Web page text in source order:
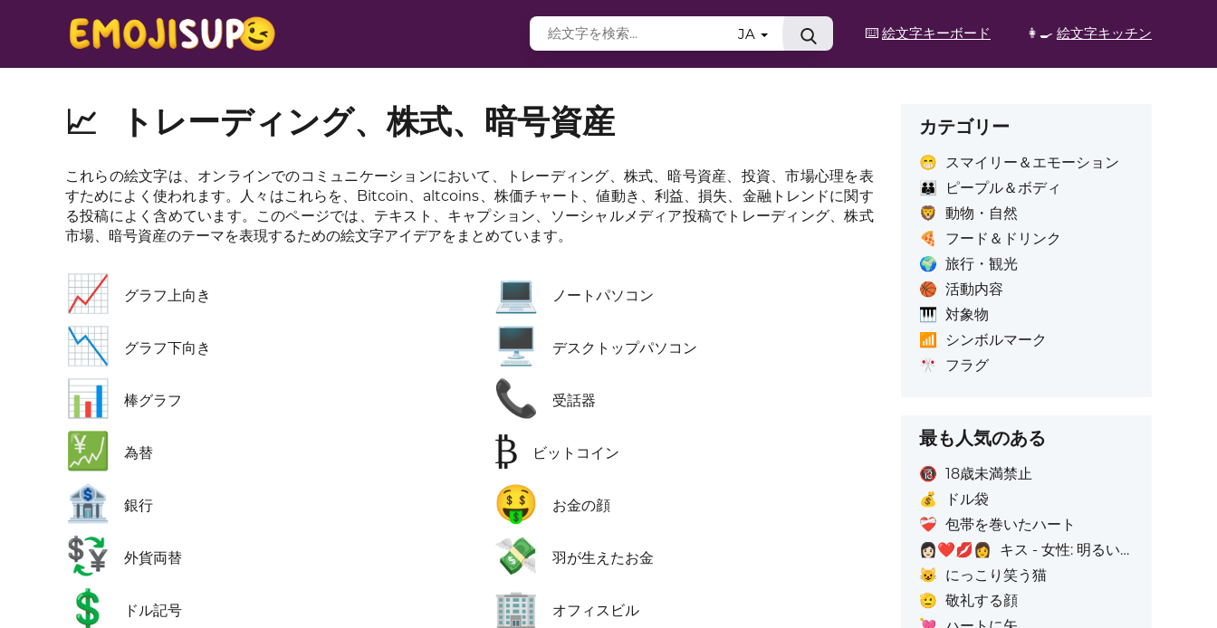
⌨️ 絵文字キーボード 👩‍🍳 絵文字キッチン
JA
📈 トレーディング、株式、暗号資産
これらの絵文字は、オンラインでのコミュニケーションにおいて、トレーディング、株式、暗号資産、投資、市場心理を表
すためによく使われます。人々はこれらを、Bitcoin、altcoins、株価チャート、値動き、利益、損失、金融トレンドに関す
る投稿によく含めています。このページでは、テキスト、キャプション、ソーシャルメディア投稿でトレーディング、株式
市場、暗号資産のテーマを表現するための絵文字アイデアをまとめています。
📈 グラフ上向き
📉 グラフ下向き
📊 棒グラフ
💹 為替
🏦 銀行
💱 外貨両替
💲 ドル記号
💻 ノートパソコン
🖥️ デスクトップパソコン
📞 受話器
₿ ビットコイン
🤑 お金の顔
💸 羽が生えたお金
🏢 オフィスビル
カテゴリー
😁 スマイリー＆エモーション
👪
ピープル＆ボディ
🦁 動物・自然
🍕
フード＆ドリンク
🌍 旅行・観光
🏀 活動内容
🎹 対象物
📶
シンボルマーク
🎌 フラグ
最も人気のある
🔞 18歳未満禁止
💰
ドル袋
❤️‍🩹 包帯を巻いたハート
👩🏻‍❤️‍💋‍👩
キス - 女性: 明るい肌色、女性: 肌色なし
😺 にっこり笑う猫
🫡 敬礼する顔